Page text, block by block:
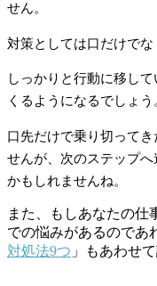
せん。
対策としては口だけでな
しっかりと行動に移し
くるようになるでしょう
口先だけで乗り切って
せんが、次のステップ
かもしれませんね。
また、もしあなたの仕
での悩みがあるのであ
対処法9つ 」もあわせ